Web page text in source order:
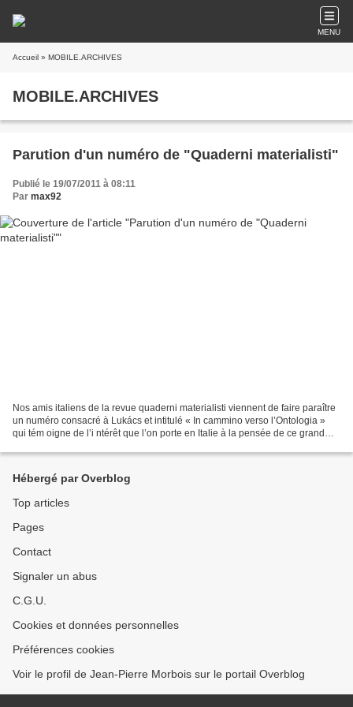
MENU
Accueil » MOBILE.ARCHIVES
MOBILE.ARCHIVES
Parution d'un numéro de "Quaderni materialisti"
Publié le 19/07/2011 à 08:11
Par max92
Nos amis italiens de la revue quaderni materialisti viennent de faire paraître
un numéro consacré à Lukács et intitulé « In cammino verso l’Ontologia »
qui tém oigne de l’i ntérêt que l’on porte en Italie à la pensée de ce grand
Hébergé par Overblog
Top articles
Pages
Contact
Signaler un abus
C.G.U.
Cookies et données personnelles
Préférences cookies
Voir le profil de Jean-Pierre Morbois sur le portail Overblog